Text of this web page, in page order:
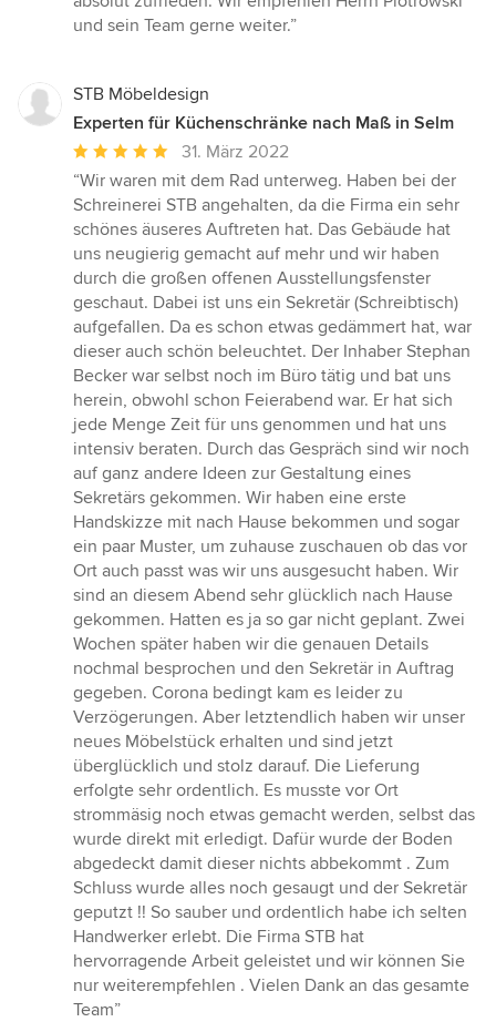
und sein Team gerne weiter.”
STB Möbeldesign
Experten für Küchenschränke nach Maß in Selm
Durchschnittliche
Bewertung:
5
von
5
Sternen
31. März 2022
“Wir waren mit dem Rad unterweg. Haben bei der
Schreinerei STB angehalten, da die Firma ein sehr
schönes äuseres Auftreten hat. Das Gebäude hat
uns neugierig gemacht auf mehr und wir haben
durch die großen offenen Ausstellungsfenster
geschaut. Dabei ist uns ein Sekretär (Schreibtisch)
aufgefallen. Da es schon etwas gedämmert hat, war
dieser auch schön beleuchtet. Der Inhaber Stephan
Becker war selbst noch im Büro tätig und bat uns
herein, obwohl schon Feierabend war. Er hat sich
jede Menge Zeit für uns genommen und hat uns
intensiv beraten. Durch das Gespräch sind wir noch
auf ganz andere Ideen zur Gestaltung eines
Sekretärs gekommen. Wir haben eine erste
Handskizze mit nach Hause bekommen und sogar
ein paar Muster, um zuhause zuschauen ob das vor
Ort auch passt was wir uns ausgesucht haben. Wir
sind an diesem Abend sehr glücklich nach Hause
gekommen. Hatten es ja so gar nicht geplant. Zwei
Wochen später haben wir die genauen Details
nochmal besprochen und den Sekretär in Auftrag
gegeben. Corona bedingt kam es leider zu
Verzögerungen. Aber letztendlich haben wir unser
neues Möbelstück erhalten und sind jetzt
überglücklich und stolz darauf. Die Lieferung
erfolgte sehr ordentlich. Es musste vor Ort
strommäsig noch etwas gemacht werden, selbst das
wurde direkt mit erledigt. Dafür wurde der Boden
abgedeckt damit dieser nichts abbekommt . Zum
Schluss wurde alles noch gesaugt und der Sekretär
geputzt !! So sauber und ordentlich habe ich selten
Handwerker erlebt. Die Firma STB hat
hervorragende Arbeit geleistet und wir können Sie
nur weiterempfehlen . Vielen Dank an das gesamte
Team”